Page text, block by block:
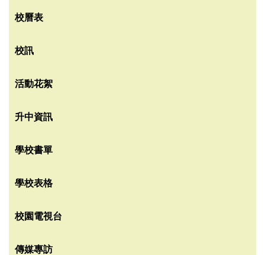
校曆表
校訊
活動花絮
升中資訊
學校書單
學校表格
校園電視台
傳媒專訪